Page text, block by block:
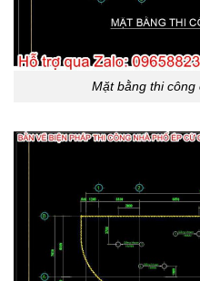
Mặt bằng thi công